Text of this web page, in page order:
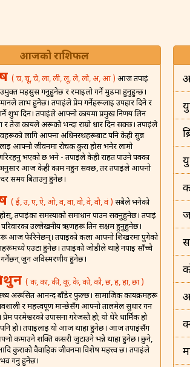
आजको राशिफल
( च, चू, चे, ला, ली, लू, ले, लो, अ, आ )आज तपाईं
महसुस गर्नुहुनेछ र रमाइलो गर्ने मुडमा हुनुहुन्छ।
लाभ हुनेछ। तपाईंले प्रेम गर्नेहरूलाई उपहार दिने र
शुभ दिन। तपाईंले आफ्नो कार्यमा प्रमुख निर्णय लिन
तेज कार्यले अरूको भन्दा राम्रो धार दिन सक्छ। तपाईंले
लागि आफ्ना अधिनस्थहरूबाट पनि केही सुन्न
आफ्नो जीवनमा रोचक कुरा होस भनेर लामो
गरिरहनु भएको छ भने - तपाईंले केही राहत पाउने पक्का
आज केही काम नहुन सक्छ, तर तपाईंले आफ्नो
समय बिताउनु हुनेछ।
( ई, उ, ए, ऐ, ओ, व, वा, वो, वे, वौ, वं )सबैले भनेको
तपाईंका समस्याको समाधान पाउन सक्नुहुनेछ। तपाईं
उल्लेखनीय ऋणहरू तिर्न सक्षम हुनुहुनेछ।
आज फेरिनेछन्। तपाईंको कला आफ्नो शिखरमा पुगेको
एउटा हुनेछ। तपाईंको जोडीले थाहै नपाई साँच्चै
गर्नेछन् जुन अविस्मरणीय हुनेछ।
( क, का, की, कू, के, को, कौ, छ, ह, हा, छा )
अरूसित आनन्द बाँडेर फुल्छ। सामाजिक कार्यक्रमहरू
र महत्त्वपूर्ण मान्छेसँग आफ्नो तालमेल सुधार गर्न
परमेश्वरको उपासना गरेजस्तै हो; यो धेरै धार्मिक हो
हो। तपाईंलाई यो आज थाहा हुनेछ। आज तपाईंसँग
कमाउने शक्ति कसरी जुटाउने भन्ने थाहा हुनेछ। छुने,
कुराको वैवाहिक जीवनमा विशेष महत्त्व छ। तपाईंले
गर्नु हुनेछ।